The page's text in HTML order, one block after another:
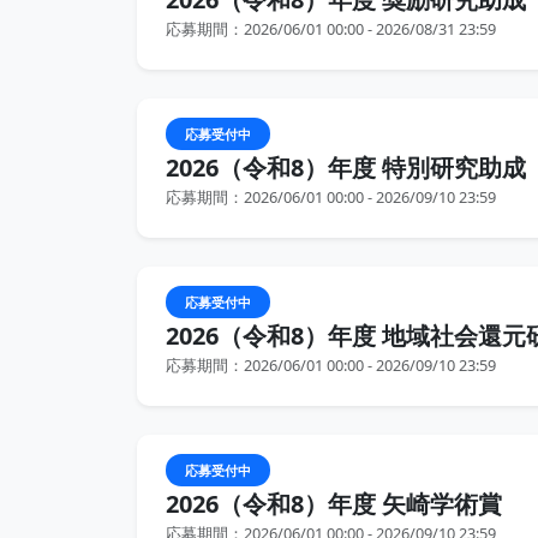
応募期間：2026/06/01 00:00 - 2026/08/31 23:59
応募受付中
2026（令和8）年度 特別研究助成
応募期間：2026/06/01 00:00 - 2026/09/10 23:59
応募受付中
2026（令和8）年度 地域社会還元
応募期間：2026/06/01 00:00 - 2026/09/10 23:59
応募受付中
2026（令和8）年度 矢崎学術賞
応募期間：2026/06/01 00:00 - 2026/09/10 23:59